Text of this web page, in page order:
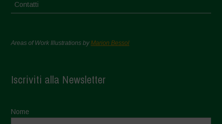
Contatti
Areas of Work Illustrations byMarion Bessol
Iscriviti alla Newsletter
Nome